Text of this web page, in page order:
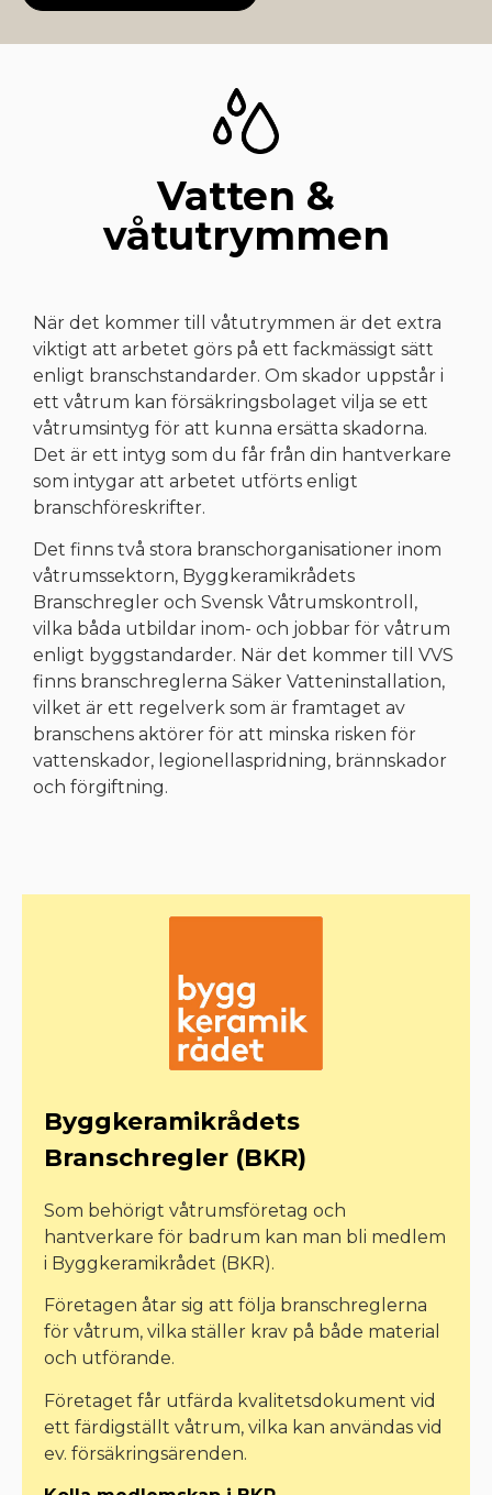
Vatten &
våtutrymmen
När det kommer till våtutrymmen är det extra
viktigt att arbetet görs på ett fackmässigt sätt
enligt branschstandarder. Om skador uppstår i
ett våtrum kan försäkringsbolaget vilja se ett
våtrumsintyg för att kunna ersätta skadorna.
Det är ett intyg som du får från din hantverkare
som intygar att arbetet utförts enligt
branschföreskrifter.
Det finns två stora branschorganisationer inom
våtrumssektorn, Byggkeramikrådets
Branschregler och Svensk Våtrumskontroll,
vilka båda utbildar inom- och jobbar för våtrum
enligt byggstandarder. När det kommer till VVS
finns branschreglerna Säker Vatteninstallation,
vilket är ett regelverk som är framtaget av
branschens aktörer för att minska risken för
vattenskador, legionellaspridning, brännskador
och förgiftning.
Byggkeramikrådets
Branschregler (BKR)
Som behörigt våtrumsföretag och
hantverkare för badrum kan man bli medlem
i Byggkeramikrådet (BKR).
Företagen åtar sig att följa branschreglerna
för våtrum, vilka ställer krav på både material
och utförande.
Företaget får utfärda kvalitetsdokument vid
ett färdigställt våtrum, vilka kan användas vid
ev. försäkringsärenden.